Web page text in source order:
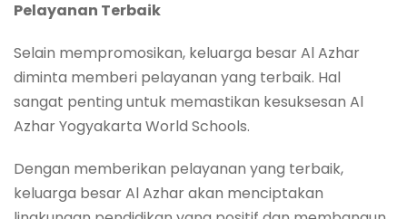
Pelayanan Terbaik
Selain mempromosikan, keluarga besar Al Azhar
diminta memberi pelayanan yang terbaik. Hal
sangat penting untuk memastikan kesuksesan Al
Azhar Yogyakarta World Schools.
Dengan memberikan pelayanan yang terbaik,
keluarga besar Al Azhar akan menciptakan